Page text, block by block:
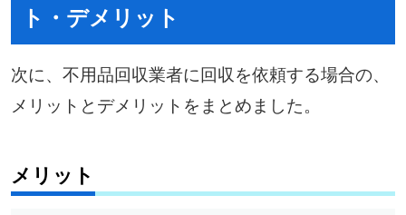
ト・デメリット
次に、不用品回収業者に回収を依頼する場合の、
メリットとデメリットをまとめました。
メリット